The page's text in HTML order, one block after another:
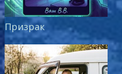
Призрак